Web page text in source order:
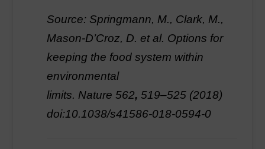
Source: Springmann, M., Clark, M.,
Mason-D’Croz, D. et al. Options for
keeping the food system within
environmental
limits. Nature 562, 519–525 (2018)
doi:10.1038/s41586-018-0594-0